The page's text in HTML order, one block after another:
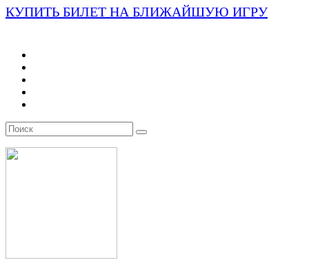
КУПИТЬ БИЛЕТ НА БЛИЖАЙШУЮ ИГРУ